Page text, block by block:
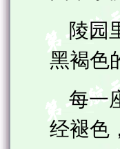
陵园里
黑褐色
每一座
经褪色